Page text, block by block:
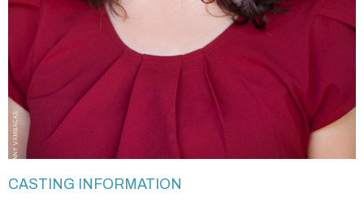
CASTING INFORMATION